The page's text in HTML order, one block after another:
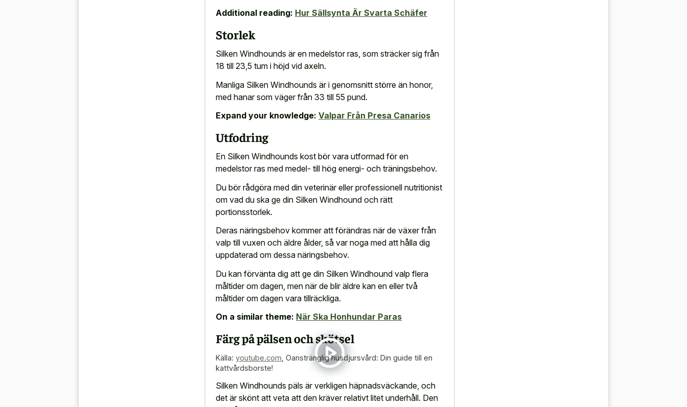
Additional reading: Hur Sällsynta Är Svarta Schäfer
Storlek
Silken Windhounds är en medelstor ras, som sträcker sig från
18 till 23,5 tum i höjd vid axeln.
Manliga Silken Windhounds är i genomsnitt större än honor,
med hanar som väger från 33 till 55 pund.
Expand your knowledge: Valpar Från Presa Canarios
Utfodring
En Silken Windhounds kost bör vara utformad för en
medelstor ras med medel- till hög energi- och träningsbehov.
Du bör rådgöra med din veterinär eller professionell nutritionist
om vad du ska ge din Silken Windhound och rätt
portionsstorlek.
Deras näringsbehov kommer att förändras när de växer från
valp till vuxen och äldre ålder, så var noga med att hålla dig
uppdaterad om dessa näringsbehov.
Du kan förvänta dig att ge din Silken Windhound valp flera
måltider om dagen, men när de blir äldre kan en eller två
måltider om dagen vara tillräckliga.
On a similar theme: När Ska Honhundar Paras
Färg på pälsen och skötsel
Källa: youtube.com Oanstränglig husdjursvård: Din guide till en
kattvårdsborste!
Silken Windhounds päls är verkligen häpnadsväckande, och
det är skönt att veta att den kräver relativt litet underhåll. Den